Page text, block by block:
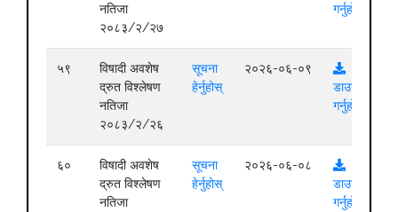
नतिजा
२०८३/२/२७
गर्नुहोस्
५९
विषादी अवशेष
द्रुत विश्लेषण
नतिजा
२०८३/२/२६
सूचना
हेर्नुहोस्
२०२६-०६-०९
डाउनलोड
गर्नुहोस्
६०
विषादी अवशेष
द्रुत विश्लेषण
नतिजा
सूचना
हेर्नुहोस्
२०२६-०६-०८
डाउनलोड
गर्नुहोस्